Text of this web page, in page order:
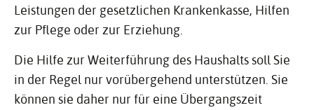
Leistungen der gesetzlichen Krankenkasse, Hilfen
zur Pflege oder zur Erziehung.
Die Hilfe zur Weiterführung des Haushalts soll Sie
in der Regel nur vorübergehend unterstützen. Sie
können sie daher nur für eine Übergangszeit